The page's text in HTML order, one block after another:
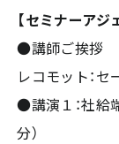
【セミナーアジ
●講師ご挨拶
レコモット：
●講演１：社給
分）